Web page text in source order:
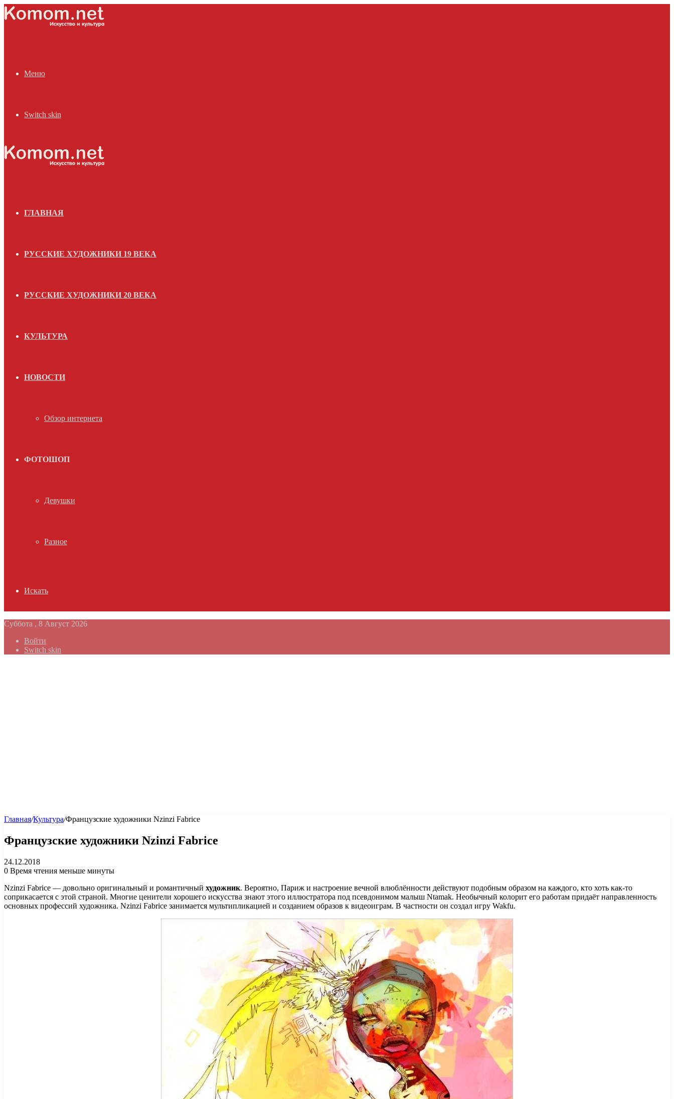
Меню
Switch skin
ГЛАВНАЯ
РУССКИЕ ХУДОЖНИКИ 19 ВЕКА
РУССКИЕ ХУДОЖНИКИ 20 ВЕКА
КУЛЬТУРА
НОВОСТИ
Обзор интернета
ФОТОШОП
Девушки
Разное
Искать
Суббота , 8 Август 2026
Войти
Switch skin
Главная/Культура/Французские художники Nzinzi Fabrice
Французские художники Nzinzi Fabrice
24.12.2018
0 Время чтения меньше минуты
Nzinzi Fabrice — довольно оригинальный и романтичный художник. Вероятно, Париж и настроение вечной влюблённости действуют подобным образом на каждого, кто хоть как-то
соприкасается с этой страной. Многие ценители хорошего искусства знают этого иллюстратора под псевдонимом малыш Ntamak. Необычный колорит его работам придаёт направленность
основных профессий художника. Nzinzi Fabrice занимается мультипликацией и созданием образов к видеоиграм. В частности он создал игру Wakfu.